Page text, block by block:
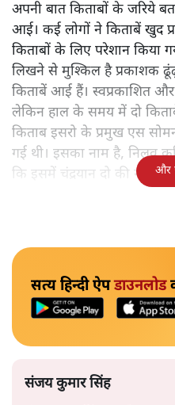
अपनी बात किताबों के जरिये
आई। कई लोगों ने किताबें खुद
किताबों के लिए परेशान
लिखने से मुश्किल है प्रकाशक
किताबें आई हैं। स्वप्रकाशित
लेकिन हाल के समय में दो
किताब इसरो के प्रमुख एस
गई थी। इसका नाम है, निलवु
कि इसमें चंद्रयान दो की
और
सत्य हिन्दी ऐपडाउनलोड
संजय कुमार सिंह